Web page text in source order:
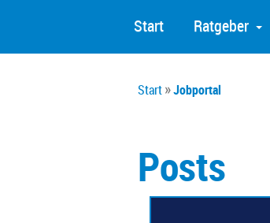
Start Ratgeber
Start Jobportal
Posts